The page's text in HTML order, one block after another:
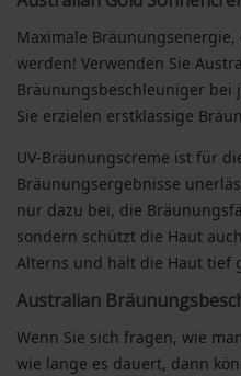
Maximale
werden! Verwenden Sie
Bräunungsbeschleuniger bei
Sie erzielen erstklassige
UV-Bräunungscreme ist für
Bräunungsergebnisse
nur dazu bei, die
sondern schützt die Haut
Alterns und hält die Haut tief
Australian
Wenn Sie sich fragen, wie
wie lange es dauert, dann